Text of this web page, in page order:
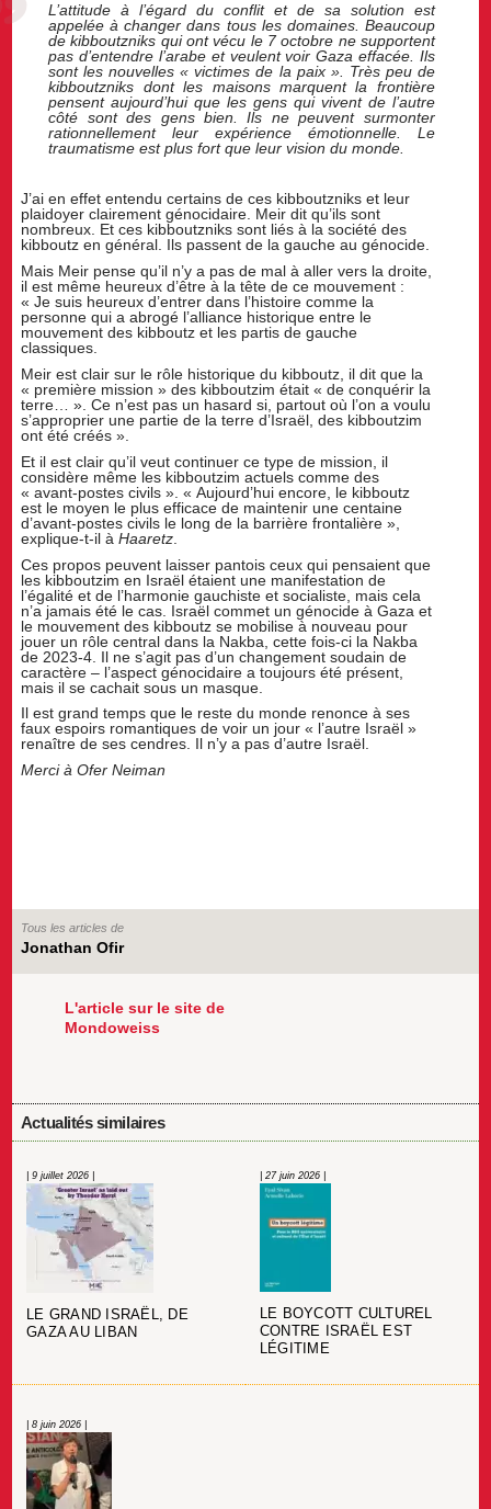
L’attitude à l’égard du conflit et de sa solution est
appelée à changer dans tous les domaines. Beaucoup
de kibboutzniks qui ont vécu le 7 octobre ne supportent
pas d’entendre l’arabe et veulent voir Gaza effacée. Ils
sont les nouvelles « victimes de la paix ». Très peu de
kibboutzniks dont les maisons marquent la frontière
pensent aujourd’hui que les gens qui vivent de l’autre
côté sont des gens bien. Ils ne peuvent surmonter
rationnellement leur expérience émotionnelle. Le
traumatisme est plus fort que leur vision du monde.
J’ai en effet entendu certains de ces kibboutzniks et leur
plaidoyer clairement génocidaire. Meir dit qu’ils sont
nombreux. Et ces kibboutzniks sont liés à la société des
kibboutz en général. Ils passent de la gauche au génocide.
Mais Meir pense qu’il n’y a pas de mal à aller vers la droite,
il est même heureux d’être à la tête de ce mouvement :
« Je suis heureux d’entrer dans l’histoire comme la
personne qui a abrogé l’alliance historique entre le
mouvement des kibboutz et les partis de gauche
classiques.
Meir est clair sur le rôle historique du kibboutz, il dit que la
« première mission » des kibboutzim était « de conquérir la
terre… ». Ce n’est pas un hasard si, partout où l’on a voulu
s’approprier une partie de la terre d’Israël, des kibboutzim
ont été créés ».
Et il est clair qu’il veut continuer ce type de mission, il
considère même les kibboutzim actuels comme des
« avant-postes civils ». « Aujourd’hui encore, le kibboutz
est le moyen le plus efficace de maintenir une centaine
d’avant-postes civils le long de la barrière frontalière »,
explique-t-il àHaaretz
Ces propos peuvent laisser pantois ceux qui pensaient que
les kibboutzim en Israël étaient une manifestation de
l’égalité et de l’harmonie gauchiste et socialiste, mais cela
n’a jamais été le cas. Israël commet un génocide à Gaza et
le mouvement des kibboutz se mobilise à nouveau pour
jouer un rôle central dans la Nakba, cette fois-ci la Nakba
de 2023-4. Il ne s’agit pas d’un changement soudain de
caractère – l’aspect génocidaire a toujours été présent,
mais il se cachait sous un masque.
Il est grand temps que le reste du monde renonce à ses
faux espoirs romantiques de voir un jour « l’autre Israël »
renaître de ses cendres. Il n’y a pas d’autre Israël.
Merci à Ofer Neiman
Tous les articles de
Jonathan Ofir
L'article sur le site de
Mondoweiss
Actualités similaires
| 9 juillet 2026 |
LE GRAND ISRAËL, DE
GAZA AU LIBAN
| 27 juin 2026 |
LE BOYCOTT CULTUREL
CONTRE ISRAËL EST
LÉGITIME
| 8 juin 2026 |